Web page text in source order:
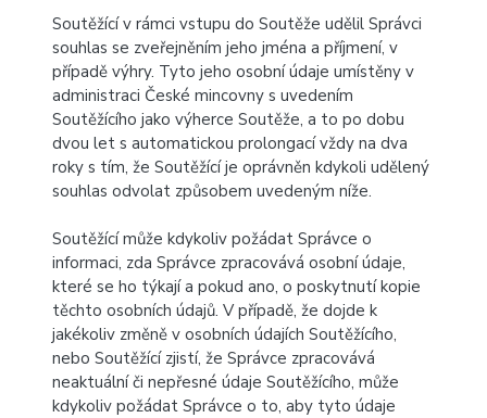
Soutěžící v rámci vstupu do Soutěže udělil Správci
souhlas se zveřejněním jeho jména a příjmení, v
případě výhry. Tyto jeho osobní údaje umístěny v
administraci České mincovny s uvedením
Soutěžícího jako výherce Soutěže, a to po dobu
dvou let s automatickou prolongací vždy na dva
roky s tím, že Soutěžící je oprávněn kdykoli udělený
souhlas odvolat způsobem uvedeným níže.
Soutěžící může kdykoliv požádat Správce o
informaci, zda Správce zpracovává osobní údaje,
které se ho týkají a pokud ano, o poskytnutí kopie
těchto osobních údajů. V případě, že dojde k
jakékoliv změně v osobních údajích Soutěžícího,
nebo Soutěžící zjistí, že Správce zpracovává
neaktuální či nepřesné údaje Soutěžícího, může
kdykoliv požádat Správce o to, aby tyto údaje